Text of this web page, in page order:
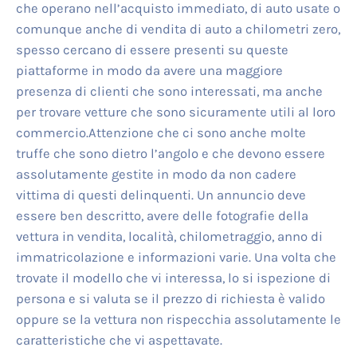
che operano nell’acquisto immediato, di auto usate o
comunque anche di vendita di auto a chilometri zero,
spesso cercano di essere presenti su queste
piattaforme in modo da avere una maggiore
presenza di clienti che sono interessati, ma anche
per trovare vetture che sono sicuramente utili al loro
commercio.Attenzione che ci sono anche molte
truffe che sono dietro l’angolo e che devono essere
assolutamente gestite in modo da non cadere
vittima di questi delinquenti. Un annuncio deve
essere ben descritto, avere delle fotografie della
vettura in vendita, località, chilometraggio, anno di
immatricolazione e informazioni varie. Una volta che
trovate il modello che vi interessa, lo si ispezione di
persona e si valuta se il prezzo di richiesta è valido
oppure se la vettura non rispecchia assolutamente le
caratteristiche che vi aspettavate.